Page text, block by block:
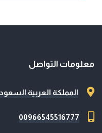
معلومات التواصل
المملكة العربية
00966545516777